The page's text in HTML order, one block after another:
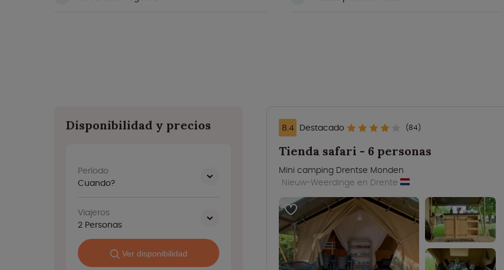
Disponibilidad y precios
Período
Cuando?
Viajeros
2 Personas
Ver disponibilidad
8.4 Destacado (84)
Tienda safari - 6 personas
Mini camping Drentse Monden
Nieuw-Weerdinge en Drente